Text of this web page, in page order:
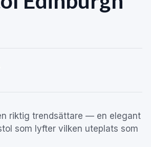
riktig trendsättare — en elegant
som lyfter vilken uteplats som